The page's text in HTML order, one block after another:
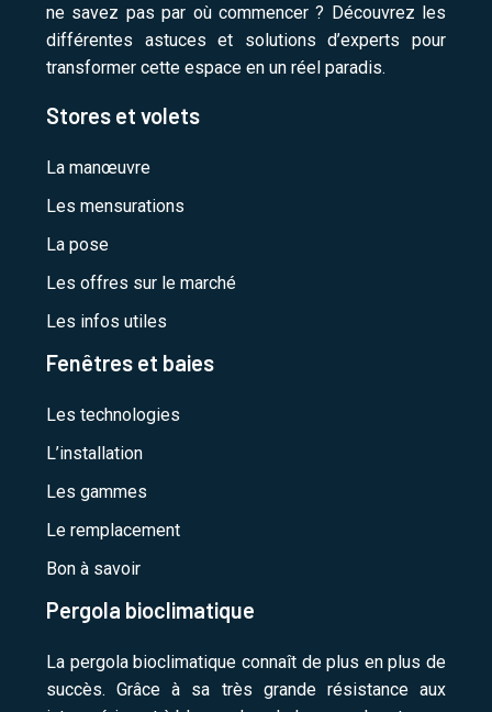
ne savez pas par où commencer ? Découvrez les
différentes astuces et solutions d’experts pour
transformer cette espace en un réel paradis.
Stores et volets
La manœuvre
Les mensurations
La pose
Les offres sur le marché
Les infos utiles
Fenêtres et baies
Les technologies
L’installation
Les gammes
Le remplacement
Bon à savoir
Pergola bioclimatique
La pergola bioclimatique connaît de plus en plus de
succès. Grâce à sa très grande résistance aux